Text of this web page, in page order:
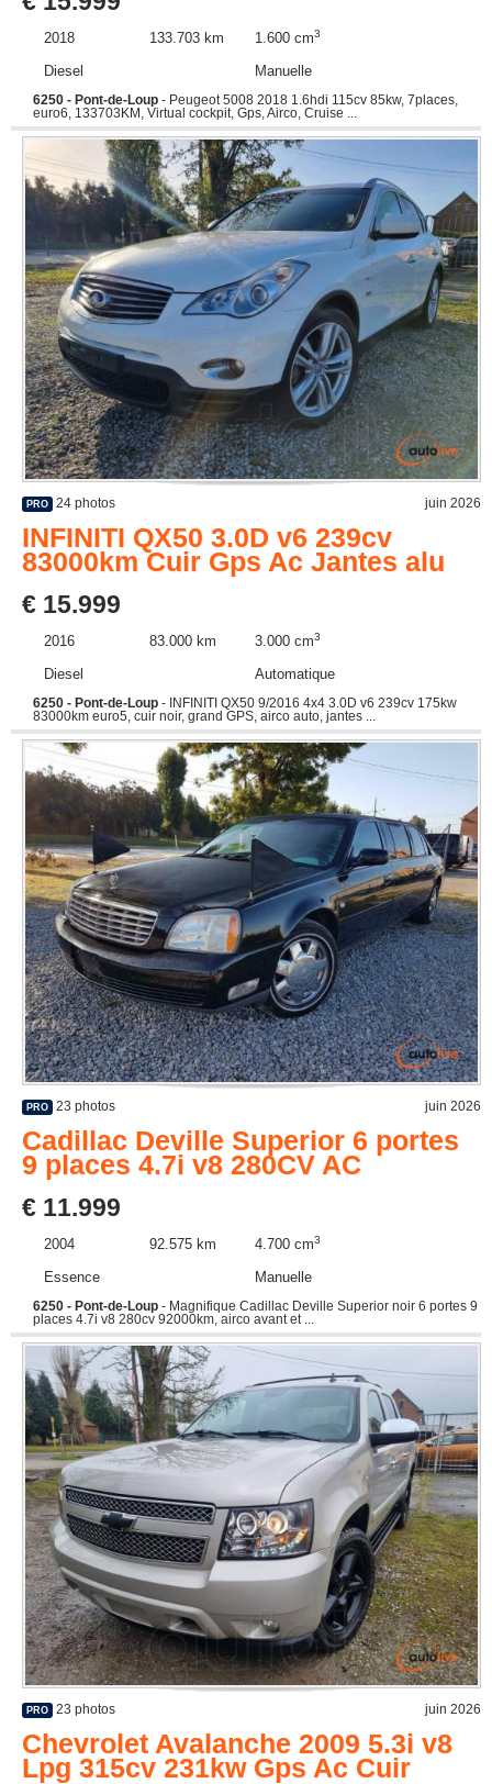
2018 133.703 km 1.600 cm3
Diesel Manuelle
6250 - Pont-de-Loup - Peugeot 5008 2018 1.6hdi 115cv 85kw, 7places,
euro6, 133703KM, Virtual cockpit, Gps, Airco, Cruise ...
PRO 24 photos juin 2026
INFINITI QX50 3.0D v6 239cv
83000km Cuir Gps Ac Jantes alu
€ 15.999
2016 83.000 km 3.000 cm3
Diesel Automatique
6250 - Pont-de-Loup - INFINITI QX50 9/2016 4x4 3.0D v6 239cv 175kw
83000km euro5, cuir noir, grand GPS, airco auto, jantes ...
PRO 23 photos juin 2026
Cadillac Deville Superior 6 portes
9 places 4.7i v8 280CV AC
€ 11.999
2004 92.575 km 4.700 cm3
Essence Manuelle
6250 - Pont-de-Loup - Magnifique Cadillac Deville Superior noir 6 portes 9
places 4.7i v8 280cv 92000km, airco avant et ...
PRO 23 photos juin 2026
Chevrolet Avalanche 2009 5.3i v8
Lpg 315cv 231kw Gps Ac Cuir